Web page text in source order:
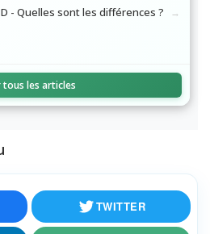
- Quelles sont les différences ?
tous les articles
TWITTER